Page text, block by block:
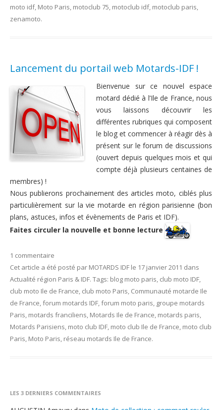
moto idf, Moto Paris motoclub 75 motoclub idf, motoclub paris
zenamoto.
Lancement du portail web Motards-IDF !
Bienvenue sur ce nouvel espace
motard dédié à l’Ile de France, nous
vous laissons découvrir les
différentes rubriques qui composent
le blog et commencer à réagir dès à
présent sur le forum de discussions
(ouvert depuis quelques mois et qui
compte déjà plusieurs centaines de
membres) !
Nous publierons prochainement des articles moto, ciblés plus
particulièrement sur la vie motarde en région parisienne (bon
plans, astuces, infos et évènements de Paris et IDF).
Faites circuler la nouvelle et bonne lecture
1 commentaire
Cet article a été posté par MOTARDS IDF le 17 janvier 2011 dans
Actualité région Paris & IDF. Tags: blog moto paris club moto IDF
club moto Ile de France club moto Paris Communauté motarde Ile
de France forum motards IDF forum moto paris groupe motards
Paris motards franciliens Motards Ile de France motards paris
Motards Parisiens moto club IDF moto club Ile de France moto club
Paris Moto Paris réseau motards Ile de France.
LES 3 DERNIERS COMMENTAIRES